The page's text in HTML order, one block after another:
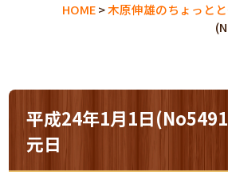
HOME>木原伸雄のちょっとと
平成24年1月1日
元日